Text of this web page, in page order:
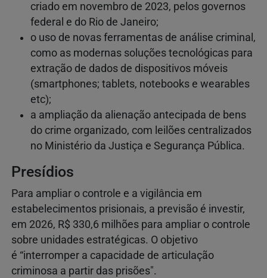
criado em novembro de 2023, pelos governos
federal e do Rio de Janeiro;
o uso de novas ferramentas de análise criminal,
como as modernas soluções tecnológicas para
extração de dados de dispositivos móveis
(smartphones; tablets, notebooks e wearables
etc);
a ampliação da alienação antecipada de bens
do crime organizado, com leilões centralizados
no Ministério da Justiça e Segurança Pública.
Presídios
Para ampliar o controle e a vigilância em
estabelecimentos prisionais, a previsão é investir,
em 2026, R$ 330,6 milhões para ampliar o controle
sobre unidades estratégicas. O objetivo
é “interromper a capacidade de articulação
criminosa a partir das prisões".